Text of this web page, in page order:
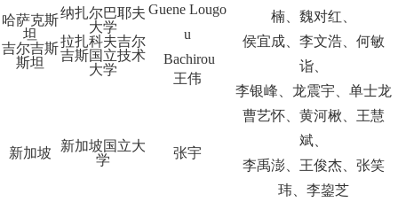
哈萨克斯
坦
吉尔吉斯
斯坦
纳扎尔巴耶夫
大学
拉扎科夫吉尔
吉斯国立技术
大学
Guene Lougo
u
Bachirou
王伟
楠、魏对红、
侯宜成、李文浩、何敏
诣、
李银峰、 龙震宇、单士龙
新加坡
新加坡国立大
学
张宇
曹艺怀、黄河楸、王慧
斌、
李禹澎、 王俊杰、张笑
玮、李鋆芝